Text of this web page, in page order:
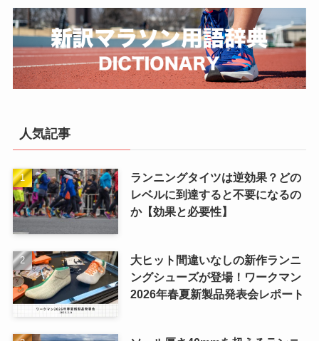
人気記事
ランニングタイツは逆効果？どの
レベルに到達すると不要になるの
か【効果と必要性】
大ヒット間違いなしの新作ランニ
ングシューズが登場！ワークマン
2026年春夏新製品発表会レポート